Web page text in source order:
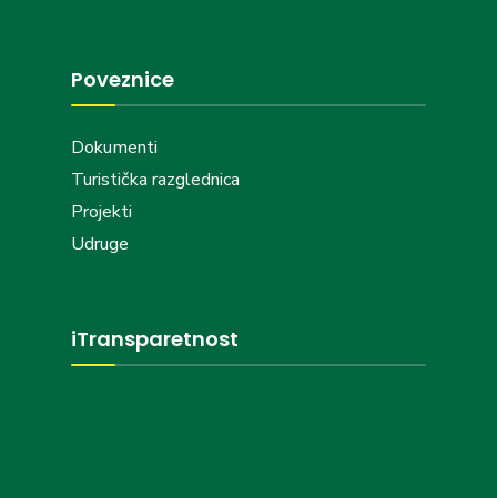
Poveznice
Dokumenti
Turistička razglednica
Projekti
Udruge
iTransparetnost